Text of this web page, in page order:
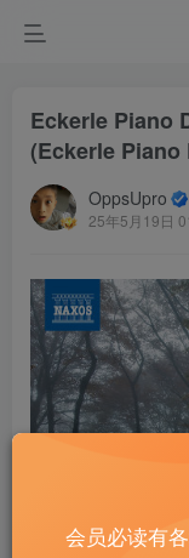
Eckerle Piano
(Eckerle Piano
OppsUpro
25年5月19日
会员必读有